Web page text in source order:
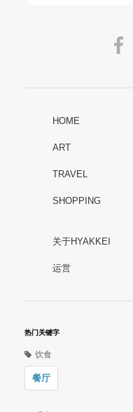
HOME
ART
TRAVEL
SHOPPING
关于HYAKKEI
运営
热门关键字
饮食
餐厅